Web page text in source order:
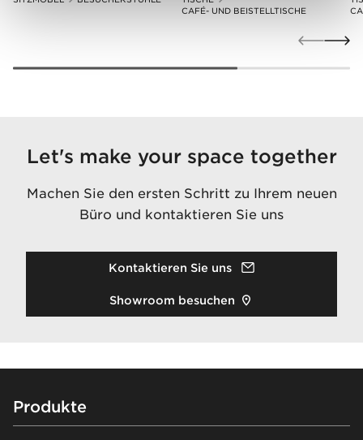
CAFÉ- UND BEISTELLTISCHE
Let's make your space together
Machen Sie den ersten Schritt zu Ihrem neuen
Büro und kontaktieren Sie uns
Kontaktieren Sie uns
Showroom besuchen
Footer
Produkte